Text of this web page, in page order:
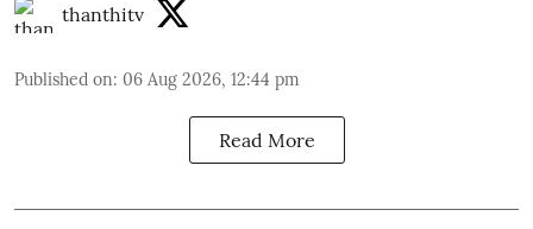
thanthitv
Published on: 06 Aug 2026, 12:44 pm
Read More